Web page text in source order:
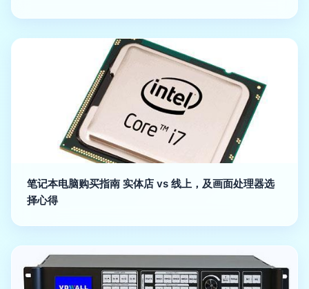
笔记本电脑购买指南 实体店 vs 线上，及画面处理器选
择心得